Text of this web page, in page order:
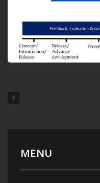
MENU